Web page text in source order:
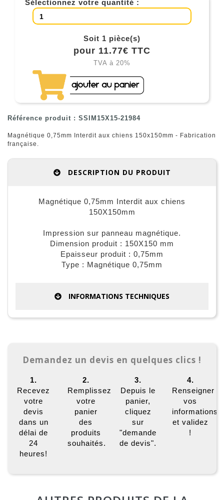
Sélectionnez votre quantité :
Soit 1 pièce(s)
pour 11.77€ TTC
TVA à 20%
Référence produit : SSIM15X15-21984
Magnétique 0,75mm Interdit aux chiens 150x150mm - Fabrication
française.
DESCRIPTION DU PRODUIT
Magnétique 0,75mm Interdit aux chiens
150X150mm
Impression sur panneau magnétique.
Dimension produit : 150X150 mm
Epaisseur produit : 0,75mm
Type : Magnétique 0,75mm
INFORMATIONS TECHNIQUES
Demandez un devis en quelques clics !
1.
Recevez
votre
devis
dans un
délai de
24
heures!
2.
Remplissez
votre
panier
des
produits
souhaités.
3.
Depuis le
panier,
cliquez
sur
"demande
de devis".
4.
Renseigner
vos
informations
et validez
!